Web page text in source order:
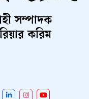
সম্পাদক
করিম